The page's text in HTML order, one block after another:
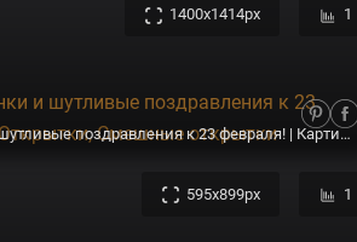
1400x1414px 1
Прикольные картинки и шутливые поздравления к 23 февраля! | Картинки, Открытки, Смешные открытки
595x899px 1